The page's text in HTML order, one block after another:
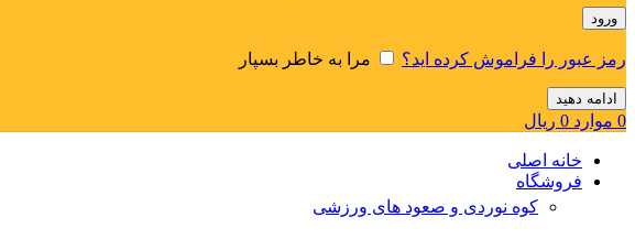
ورود
رمز عبور را فراموش کرده اید؟ مرا به خاطر بسپار
ادامه دهید
0 موارد 0 ریال
خانه اصلی
فروشگاه
کوه نوردی و صعود های ورزشی